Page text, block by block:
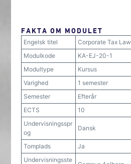
FAKTA OM MODULET
Engelsk titel
Corporate Tax Law
Modulkode
KA-EJ-20-1
Modultype
Kursus
Varighed
1 semester
Semester
Efterår
ECTS
10
Undervisningsspr
og
Dansk
Tomplads
Ja
Undervisningsste